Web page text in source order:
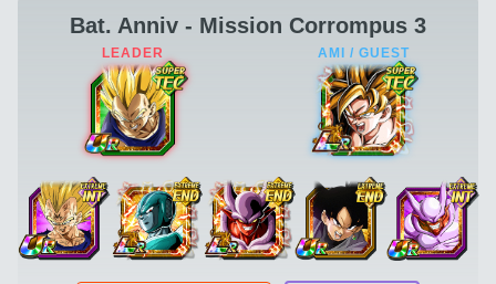
Bat. Anniv - Mission Corrompus 3